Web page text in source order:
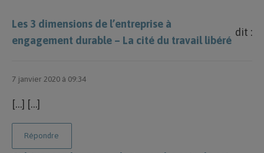
Les 3 dimensions de l’entreprise à
engagement durable – La cité du travail libéré
dit :
7 janvier 2020 à 09:34
[…] […]
Répondre